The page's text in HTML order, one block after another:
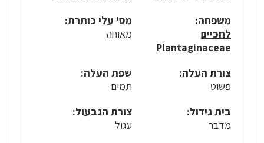
משפחה:
לחכיים
Plantaginaceae
מס' עלי כותרת:
מאוחה
צורת העלה:
פשוט
שפת העלה:
תמים
בית גידול:
מדבר
צורת הגבעול:
עגול